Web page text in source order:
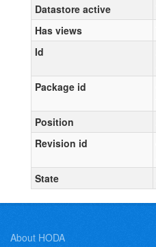
Datastore active
Has views
Id
Package id
Position
Revision id
State
About HODA